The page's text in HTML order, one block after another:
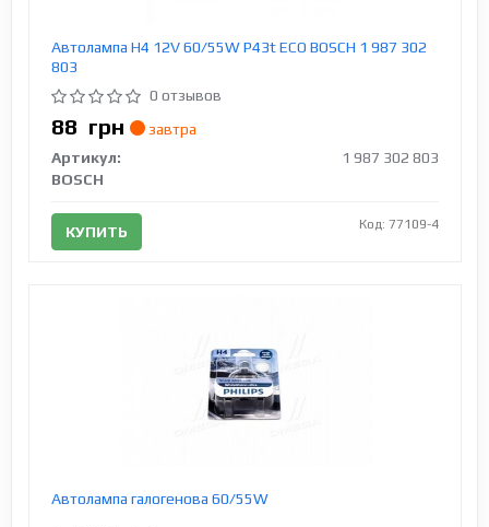
Автолампа H4 12V 60/55W P43t ECO BOSCH 1 987 302
803
0 отзывов
88 грн
завтра
Артикул:
1 987 302 803
BOSCH
КУПИТЬ Код: 77109-4
Автолампа галогенова 60/55W